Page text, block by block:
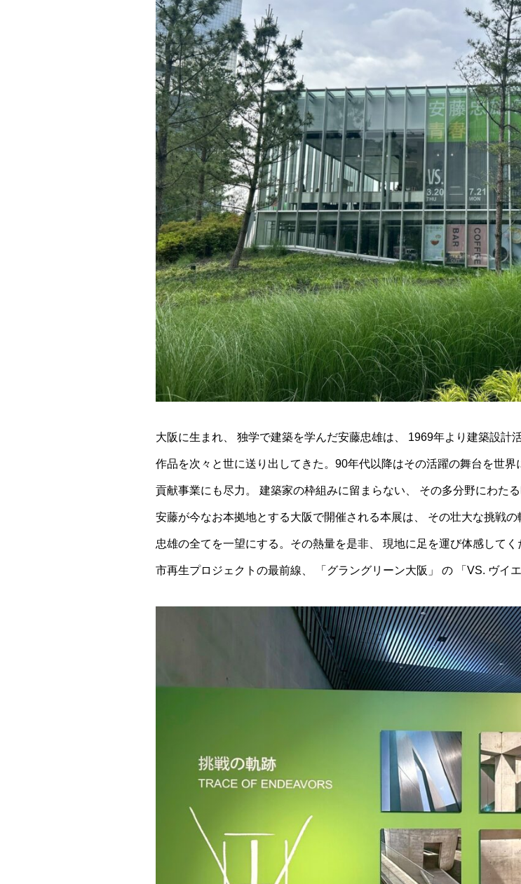
大阪に生まれ、 独学で建築を学んだ安藤忠雄は、 1969年より建築設計
作品を次々と世に送り出してきた。90年代以降はその活躍の舞台を世
貢献事業にも尽力。 建築家の枠組みに留まらない、 その多分野にわた
安藤が今なお本拠地とする大阪で開催される本展は、 その壮大な挑戦
忠雄の全てを一望にする。その熱量を是非、 現地に足を運び体感して
市再生プロジェクトの最前線、 「グラングリーン大阪」 の 「VS. ヴイエ